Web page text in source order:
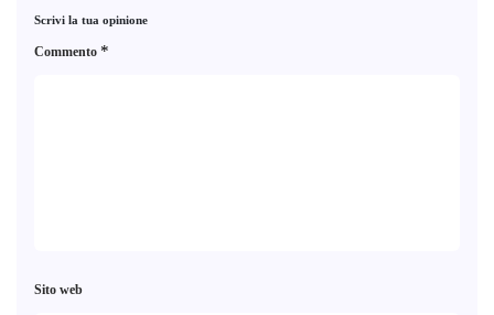
Scrivi la tua opinione
Commento *
Sito web